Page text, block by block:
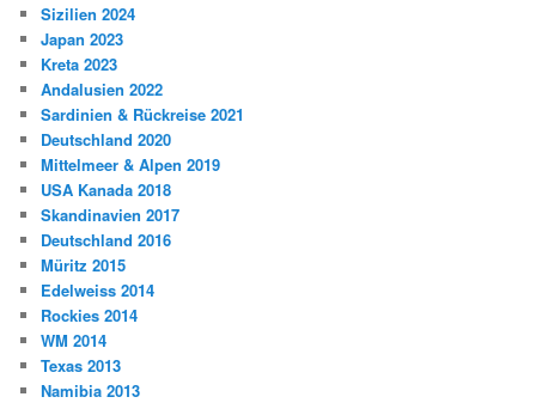
Sizilien 2024
Japan 2023
Kreta 2023
Andalusien 2022
Sardinien & Rückreise 2021
Deutschland 2020
Mittelmeer & Alpen 2019
USA Kanada 2018
Skandinavien 2017
Deutschland 2016
Müritz 2015
Edelweiss 2014
Rockies 2014
WM 2014
Texas 2013
Namibia 2013